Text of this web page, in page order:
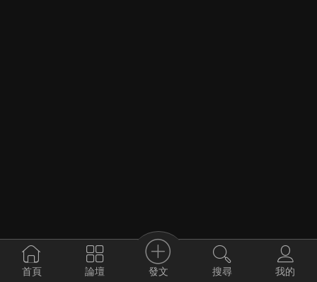
首頁 論壇 發文 搜尋 我的